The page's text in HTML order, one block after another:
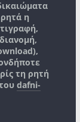
η
τη ρητή
dafni-